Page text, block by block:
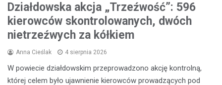
Działdowska akcja „Trzeźwość”: 596
kierowców skontrolowanych, dwóch
nietrzeźwych za kółkiem
Anna Cieślak 4 sierpnia 2026
W powiecie działdowskim przeprowadzono akcję kontrolną,
której celem było ujawnienie kierowców prowadzących pod